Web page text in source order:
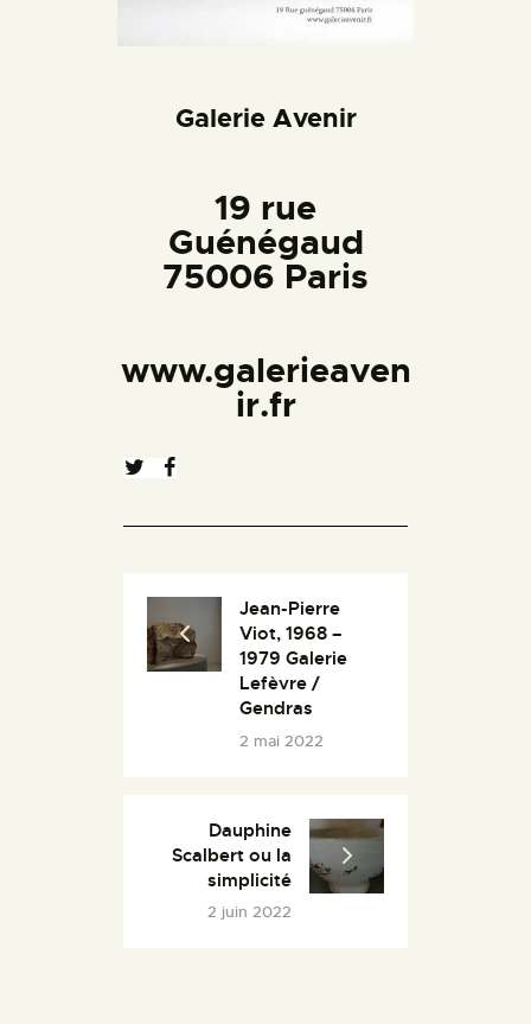
Galerie Avenir
19 rue
Guénégaud
75006 Paris
www.galerieaven
ir.fr
Jean-Pierre
Viot, 1968 –
1979 Galerie
Lefèvre /
Gendras
2 mai 2022
Dauphine
Scalbert ou la
simplicité
2 juin 2022